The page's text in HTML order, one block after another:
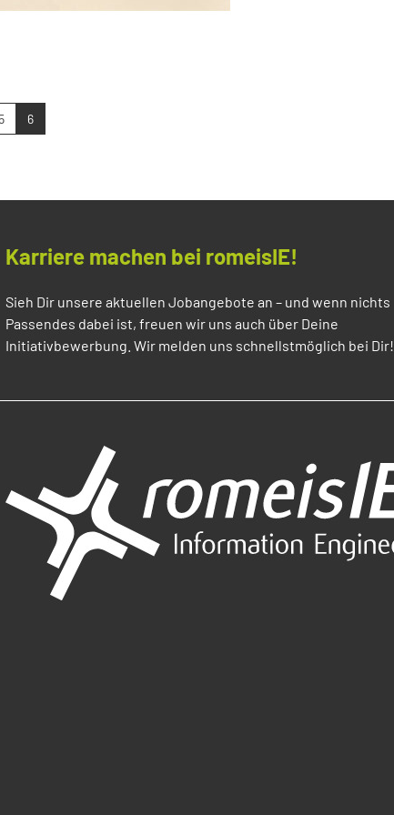
5 6
Karriere machen bei romeisIE!
Sieh Dir unsere aktuellen Jobangebote an – und wenn nichts
Passendes dabei ist, freuen wir uns auch über Deine
Initiativbewerbung. Wir melden uns schnellstmöglich bei Dir!